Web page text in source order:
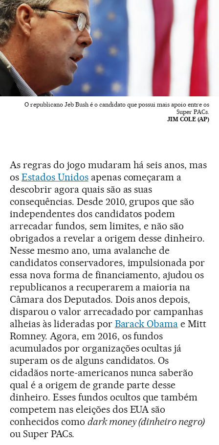
O republicano Jeb Bush é o candidato que possui mais apoio entre os
Super PACs.
JIM COLE (AP)
As regras do jogo mudaram há seis anos, mas
os Estados Unidosapenas começaram a
descobrir agora quais são as suas
consequências. Desde 2010, grupos que são
independentes dos candidatos podem
arrecadar fundos, sem limites, e não são
obrigados a revelar a origem desse dinheiro.
Nesse mesmo ano, uma avalanche de
candidatos conservadores, impulsionada por
essa nova forma de financiamento, ajudou os
republicanos a recuperarem a maioria na
Câmara dos Deputados. Dois anos depois,
disparou o valor arrecadado por campanhas
alheias às lideradas por Barack Obama e Mitt
Romney. Agora, em 2016, os fundos
acumulados por organizações ocultas já
superam os de alguns candidatos. Os
cidadãos norte-americanos nunca saberão
qual é a origem de grande parte desse
dinheiro. Esses fundos ocultos que também
competem nas eleições dos EUA são
conhecidos como dark money (dinheiro negro)
ou Super PACs.